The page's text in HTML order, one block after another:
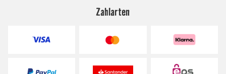
Zahlarten